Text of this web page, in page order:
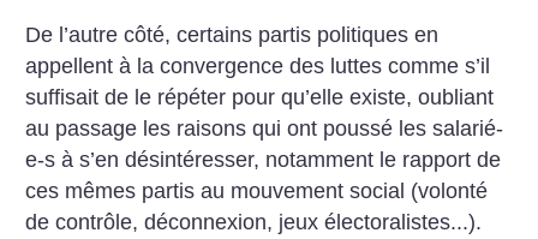
De l’autre côté, certains partis politiques en
appellent à la convergence des luttes comme s’il
suffisait de le répéter pour qu’elle existe, oubliant
au passage les raisons qui ont poussé les salarié-
e-s à s’en désintéresser, notamment le rapport de
ces mêmes partis au mouvement social (volonté
de contrôle, déconnexion, jeux électoralistes...).